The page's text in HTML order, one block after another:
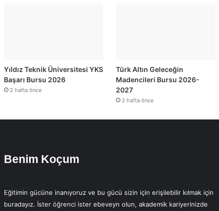
Yıldız Teknik Üniversitesi YKS
Başarı Bursu 2026
2 hafta önce
Türk Altın Geleceğin
Madencileri Bursu 2026-
2027
2 hafta önce
Benim Koçum
Eğitimin gücüne inanıyoruz ve bu gücü sizin için erişilebilir kılmak için
buradayız. İster öğrenci ister ebeveyn olun, akademik kariyerinizde